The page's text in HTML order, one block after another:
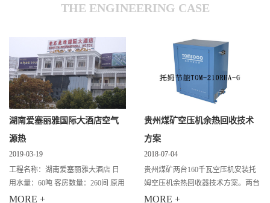
THE ENGINEERING CASE
湖南爱塞丽雅国际大酒店空气
源热
2019-03-19
工程名称：湖南爱塞丽雅大酒店 日
用水量：60吨 客房数量：260间 原用
设备：燃煤锅炉 设备配置：空气源
MORE +
贵州煤矿空压机余热回收技术
方案
2018-07-04
贵州煤矿两台160千瓦空压机安装托
姆空压机余热回收器技术方案。两台
设备24小时不间断运行，作用：充分
MORE +